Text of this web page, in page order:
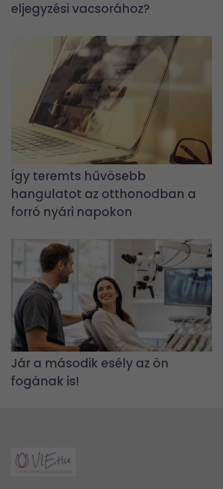
eljegyzési vacsorához?
Így teremts hűvösebb
hangulatot az otthonodban a
forró nyári napokon
Jár a második esély az ön
fogának is!